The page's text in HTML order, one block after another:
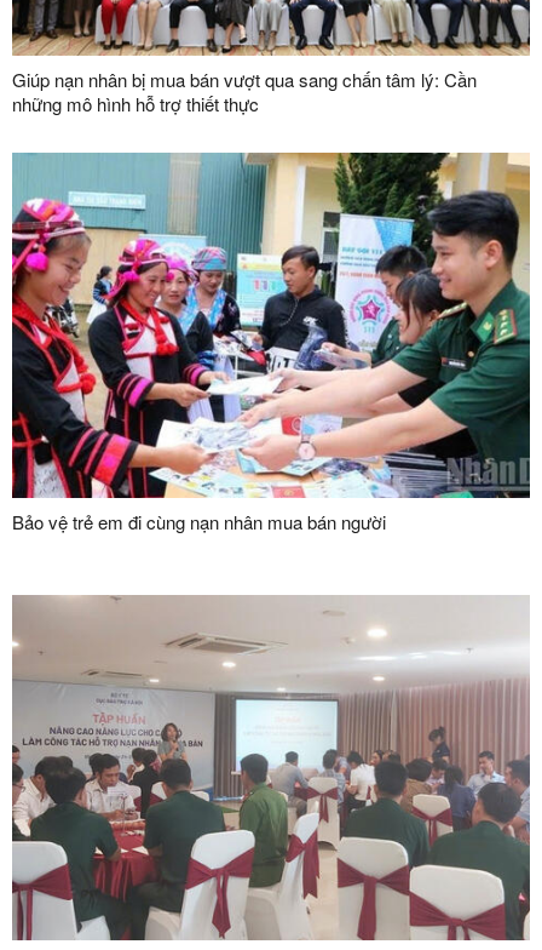
Giúp nạn nhân bị mua bán vượt qua sang chấn tâm lý: Cần
những mô hình hỗ trợ thiết thực
Bảo vệ trẻ em đi cùng nạn nhân mua bán người